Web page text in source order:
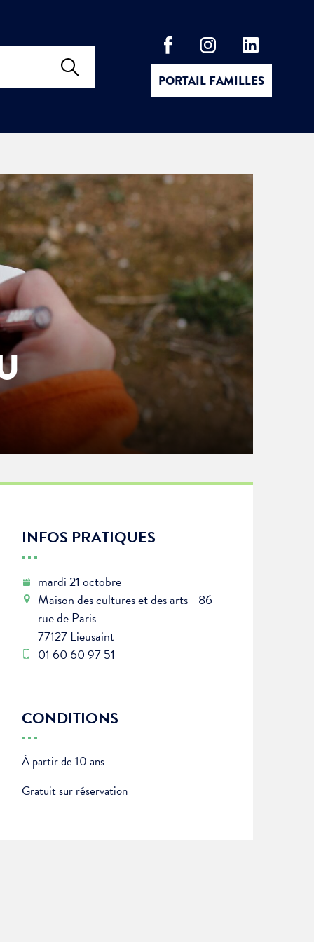
PORTAIL FAMILLES
INFOS PRATIQUES
mardi 21 octobre
Maison des cultures et des arts - 86
rue de Paris
77127 Lieusaint
01 60 60 97 51
CONDITIONS
À partir de 10 ans
Gratuit sur réservation